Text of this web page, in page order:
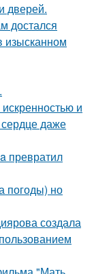
дверей.
достался
изысканном
и
сердце даже
превратил
погоды) но
создала